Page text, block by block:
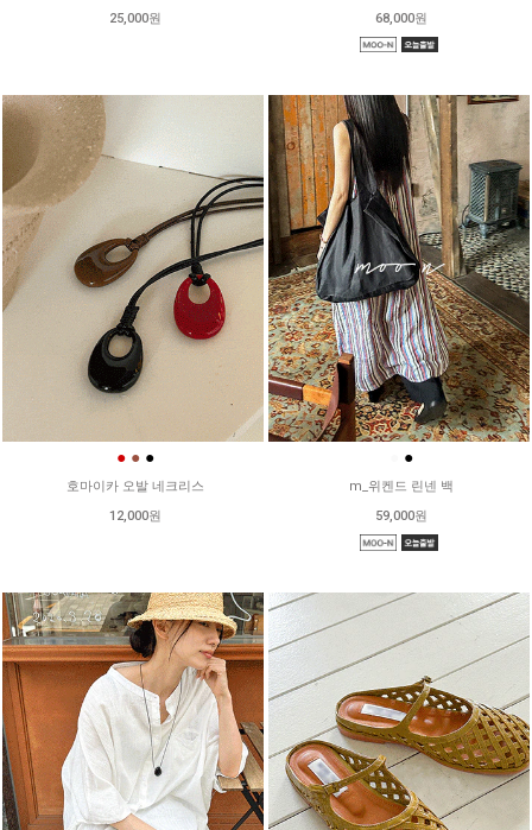
25,000원
68,000원
● ● ●
호마이카 오발 네크리스
12,000원
●
m_위켄드 린넨 백
59,000원